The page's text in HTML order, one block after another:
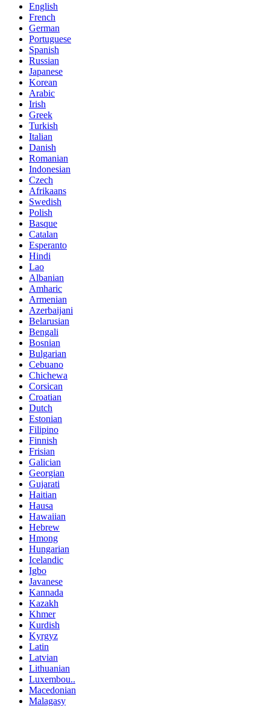
English
French
German
Portuguese
Spanish
Russian
Japanese
Korean
Arabic
Irish
Greek
Turkish
Italian
Danish
Romanian
Indonesian
Czech
Afrikaans
Swedish
Polish
Basque
Catalan
Esperanto
Hindi
Lao
Albanian
Amharic
Armenian
Azerbaijani
Belarusian
Bengali
Bosnian
Bulgarian
Cebuano
Chichewa
Corsican
Croatian
Dutch
Estonian
Filipino
Finnish
Frisian
Galician
Georgian
Gujarati
Haitian
Hausa
Hawaiian
Hebrew
Hmong
Hungarian
Icelandic
Igbo
Javanese
Kannada
Kazakh
Khmer
Kurdish
Kyrgyz
Latin
Latvian
Lithuanian
Luxembou..
Macedonian
Malagasy